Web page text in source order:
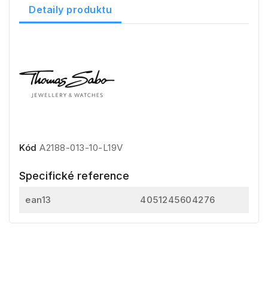
Detaily produktu
Kód A2188-013-10-L19V
Specifické reference
ean13 4051245604276